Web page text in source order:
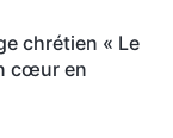
chrétien « Le
cœur en